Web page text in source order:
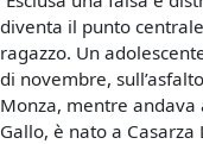
diventa il punto
ragazzo. Un
di novembre,
Monza, mentre andava
Gallo, è nato a